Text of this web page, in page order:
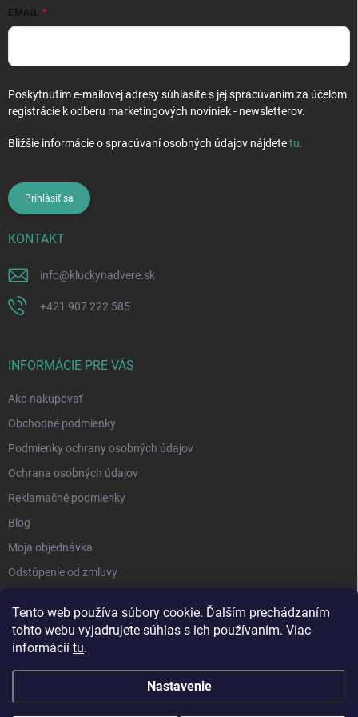
Tento web používa súbory cookie. Ďalším prechádzaním
tohto webu vyjadrujete súhlas s ich používaním. Viac
informácií tu.
Nastavenie
EMAIL
Poskytnutím e-mailovej adresy súhlasíte s jej spracúvaním za účelom
registrácie k odberu marketingových noviniek - newsletterov.
Bližšie informácie o spracúvaní osobných údajov nájdetetu.
Prihlásiť sa
KONTAKT
info@kluckynadvere.sk
+421 907 222 585
INFORMÁCIE PRE VÁS
Ako nakupovať
Obchodné podmienky
Podmienky ochrany osobných údajov
Ochrana osobných údajov
Reklamačné podmienky
Blog
Moja objednávka
Odstúpenie od zmluvy